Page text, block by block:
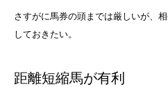
さすがに馬券の頭までは厳しいが、
しておきたい。
距離短縮馬が有利